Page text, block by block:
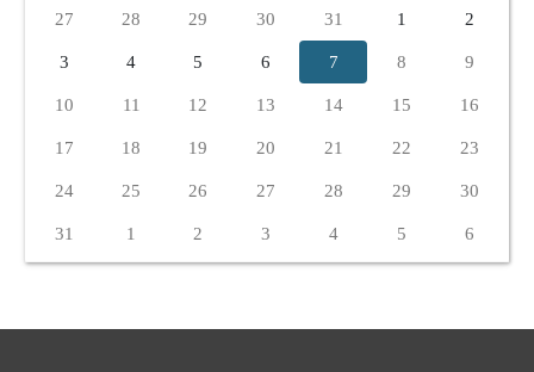
27 28 29 30 31 1 2
3 4 5 6 7 8 9
10 11 12 13 14 15 16
17 18 19 20 21 22 23
24 25 26 27 28 29 30
31 1 2 3 4 5 6